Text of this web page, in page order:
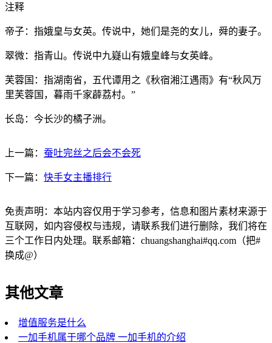
注释
帝子：指娥皇与女英。传说中，她们是尧的女儿，舜的妻子。
翠微：指青山。传说中九嶷山有娥皇峰与女英峰。
芙蓉国：指湖南省，五代谭用之《秋宿湘江遇雨》有“秋风万
里芙蓉国，暮雨千家薜荔村。”
长岛：今长沙的橘子洲。
上一篇： 蚕吐完丝之后会不会死
下一篇： 快手女主播排行
免责声明：本站内容仅用于学习参考，信息和图片素材来源于
互联网，如内容侵权与违规，请联系我们进行删除，我们将在
三个工作日内处理。联系邮箱：chuangshanghai#qq.com（把#
换成@）
其他文章
增值服务是什么
一加手机属于哪个品牌 一加手机的介绍